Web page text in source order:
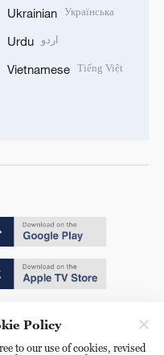
Ukrainian Українська
Urdu اردو
Vietnamese Tiếng Việt
Policy
to our use of cookies, revised